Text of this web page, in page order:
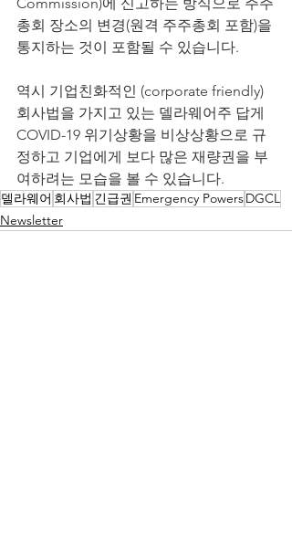
총회 장소의 변경(원격 주주총회 포함)을
통지하는 것이 포함될 수 있습니다.
역시 기업친화적인 (corporate friendly)
회사법을 가지고 있는 델라웨어주 답게
COVID-19 위기상황을 비상상황으로 규
정하고 기업에게 보다 많은 재량권을 부
여하려는 모습을 볼 수 있습니다.
델라웨어 회사법 긴급권 Emergency PowersDGCL
Newsletter